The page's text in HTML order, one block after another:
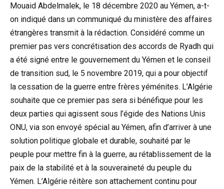
Mouaid Abdelmalek, le 18 décembre 2020 au Yémen, a-t-
on indiqué dans un communiqué du ministère des affaires
étrangères transmit à la rédaction. Considéré comme un
premier pas vers concrétisation des accords de Ryadh qui
a été signé entre le gouvernement du Yémen et le conseil
de transition sud, le 5 novembre 2019, qui a pour objectif
la cessation de la guerre entre frères yéménites. L’Algérie
souhaite que ce premier pas sera si bénéfique pour les
deux parties qui agissent sous l’égide des Nations Unis
ONU, via son envoyé spécial au Yémen, afin d’arriver à une
solution politique globale et durable, souhaité par le
peuple pour mettre fin à la guerre, au rétablissement de la
paix de la stabilité et à la souveraineté du peuple du
Yémen. L’Algérie réitère son attachement continu pour